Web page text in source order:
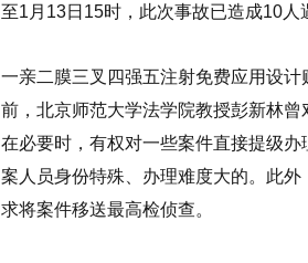
至1月13日15时，此次事故已造成10人
一亲二膜三叉四强五注射免费应用设
前，北京师范大学法学院教授彭新林
在必要时，有权对一些案件直接提级
案人员身份特殊、办理难度大的。此
求将案件移送最高检侦查。